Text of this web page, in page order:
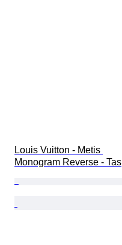
Louis Vuitton - Metis
Monogram Reverse - Tas